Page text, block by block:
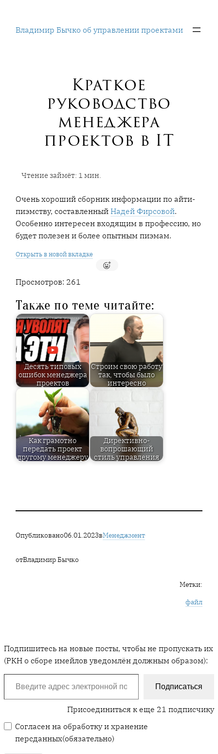
содержимому
Владимир Бычко об управлении проектами
Краткое
руководство
менеджера
проектов в IT
Очень хороший сборник информации по айти-
пиэмству, составленныйНадей Фирсовой.
Особенно интересен входящим в профессию, но
будет полезен и более опытным пиэмам.
Открыть в новой вкладке
Просмотров: 261
Также по теме читайте:
Десять типовых
ошибок менеджера
проектов
Строим свою работу
так, чтобы было
интересно
Как грамотно
передать проект
другому менеджеру
Директивно-
вопрошающий
стиль управления
Опубликовано06.01.2023вМенеджмент
отВладимир Бычко
Метки:
файл
Подпишитесь на новые посты, чтобы не пропускать их
(РКН о сборе имейлов уведомлён должным образом):
Введите адрес электронной почты…
Подписаться
Присоединиться к еще 21 подписчику
Согласен на обработку и хранение
персданных(обязательно)